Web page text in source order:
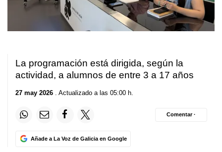
La programación está dirigida, según la
actividad, a alumnos de entre 3 a 17 años
27 may 2026 . Actualizado a las 05:00 h.
Añade a La Voz de Galicia en Google
Comentar ·